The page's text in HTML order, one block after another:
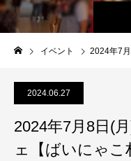
イベント 2024年7月8
2024.06.27
2024年7月8日(
ェ【ばいにゃこ